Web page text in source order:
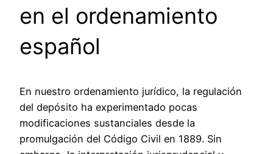
en el ordenamiento
español
En nuestro ordenamiento jurídico, la regulación
del depósito ha experimentado pocas
modificaciones sustanciales desde la
promulgación del Código Civil en 1889. Sin